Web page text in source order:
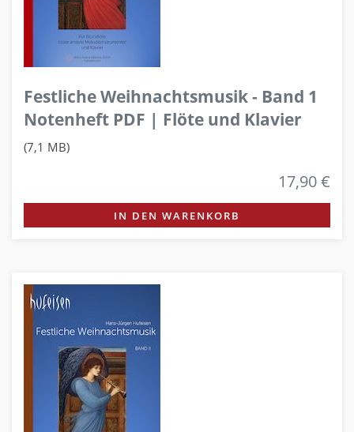
Festliche Weihnachtsmusik - Band 1
Notenheft PDF | Flöte und Klavier
(7,1 MB)
17,90 €
IN DEN WARENKORB